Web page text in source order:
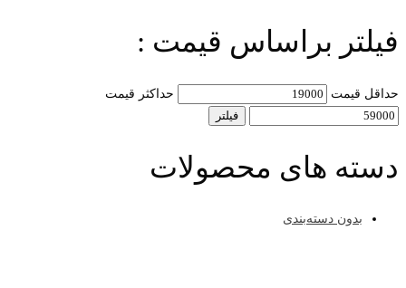
فیلتر براساس قیمت :
حداقل قیمت
حداکثر قیمت
فیلتر
دسته های محصولات
بدون دسته‌بندی